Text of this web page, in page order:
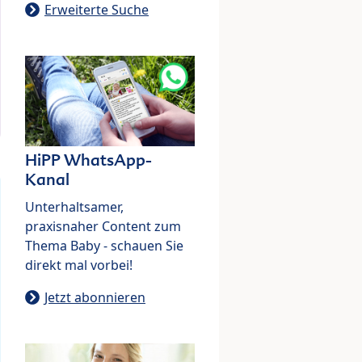
Erweiterte Suche
HiPP WhatsApp-
Kanal
Unterhaltsamer,
praxisnaher Content zum
Thema Baby - schauen Sie
direkt mal vorbei!
Jetzt abonnieren